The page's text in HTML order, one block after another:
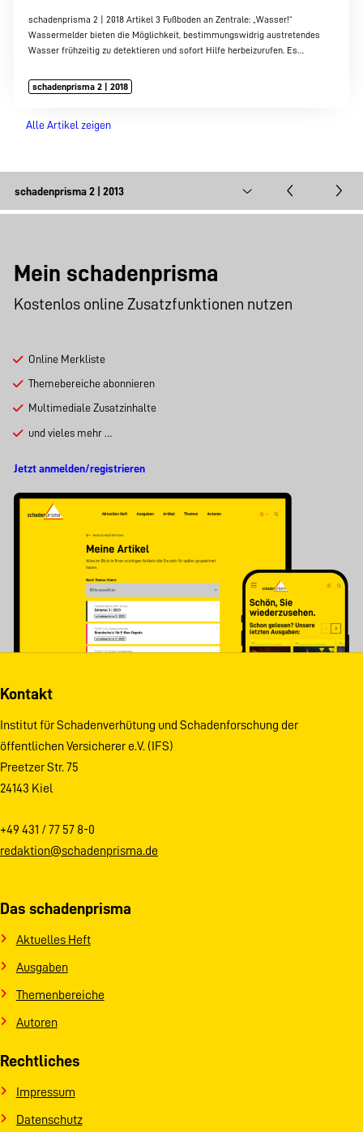
schadenprisma 2 | 2018 Artikel 3 Fußboden an Zentrale: „Wasser!“
Wassermelder bieten die Möglichkeit, bestimmungswidrig austretendes
Wasser frühzeitig zu detektieren und sofort Hilfe herbeizurufen. Es…
schadenprisma 2 | 2018
Alle Artikel zeigen
Mein schadenprisma
Kostenlos online Zusatzfunktionen nutzen
Online Merkliste
Themebereiche abonnieren
Multimediale Zusatzinhalte
und vieles mehr …
Jetzt anmelden/registrieren
Kontakt
Institut für Schadenverhütung und Schadenforschung der
öffentlichen Versicherer e.V. (IFS)
Preetzer Str. 75
24143 Kiel
+49 431 / 77 57 8-0
redaktion@schadenprisma.de
Das schadenprisma
Aktuelles Heft
Ausgaben
Themenbereiche
Autoren
Rechtliches
Impressum
Datenschutz